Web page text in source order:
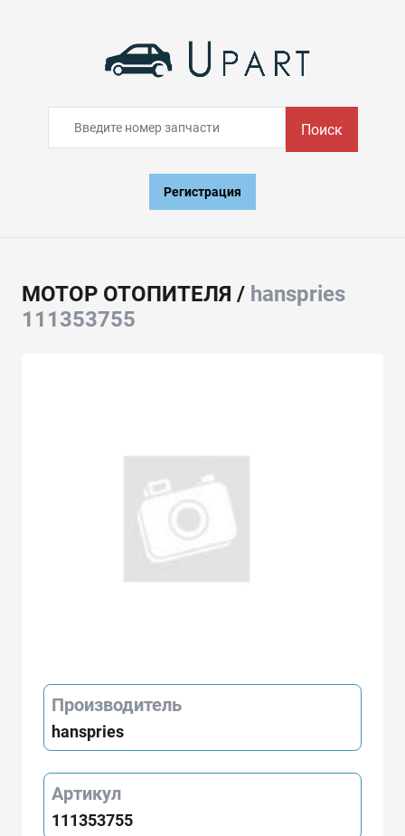
Поиск
Регистрация
МОТОР ОТОПИТЕЛЯ / hanspries
111353755
Производитель
hanspries
Артикул
111353755